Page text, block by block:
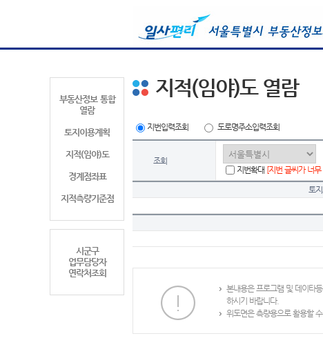
부동산정보 통합
열람
토지이용계획
지적(임야)도
경계점좌표
지적측량기준점
시군구
업무담당자
연락처조회
지적(임야)도 열람
지번입력조회 도로명주소입력조회
조회
지번확대 [지번 글씨가 너
토
본내용은 프로그램 및 데이타
하시기 바랍니다.
위도면은 측량용으로 활용할